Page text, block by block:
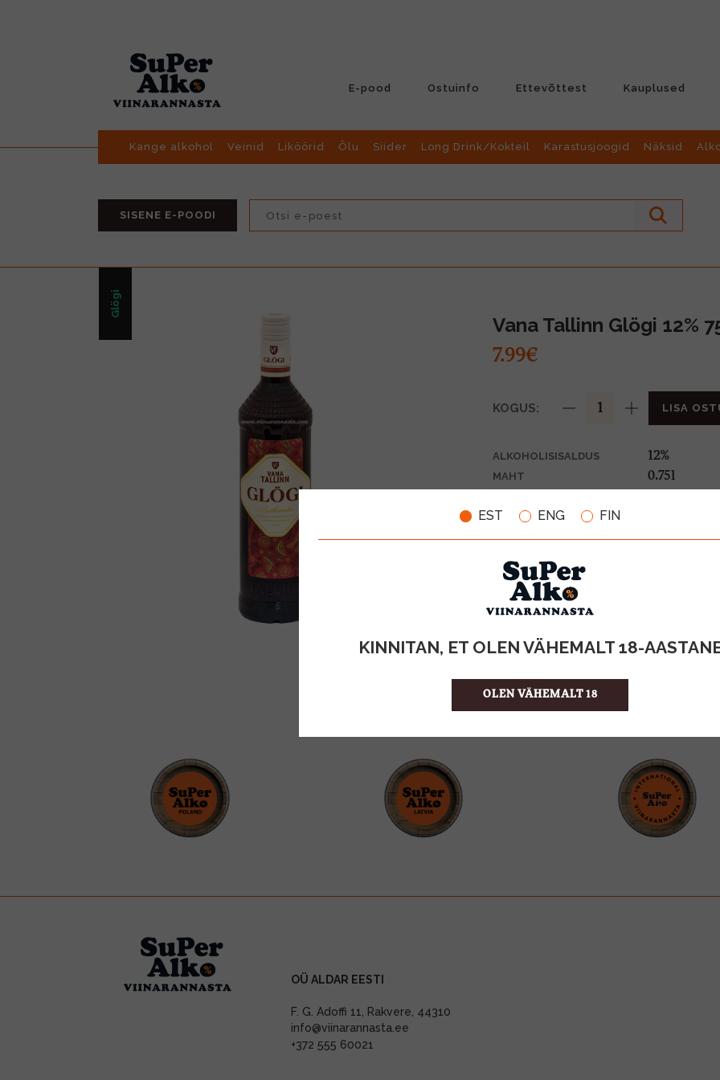
EST ENG FIN
KINNITAN, ET OLEN VÄHEMALT 18-
OLEN VÄHEMALT 18
E-pood Ostuinfo Ettevõttest Kauplused
Kange alkohol Veinid Liköörid Õlu Siider Long Drink/Kokteil Karastusjoogid Näksid
SISENE E-POODI
Glögi
Vana Tallinn Glögi 12%
7.99€
KOGUS: LISA
ALKOHOLISISALDUS 12%
MAHT 0.75l
TOOTE LIIK
ÜHIKU HIND
KOGUS KASTIS
OÜ ALDAR EESTI
F. G. Adoffi 11, Rakvere, 44310
info@viinarannasta.ee
+372 555 60021